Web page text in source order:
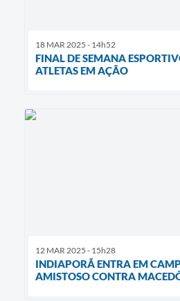
18 MAR 2025 - 14h52
FINAL DE SEMANA
ATLETAS EM AÇÃO
12 MAR 2025 - 15h28
INDIAPORÃ ENTRA EM
AMISTOSO CONTRA